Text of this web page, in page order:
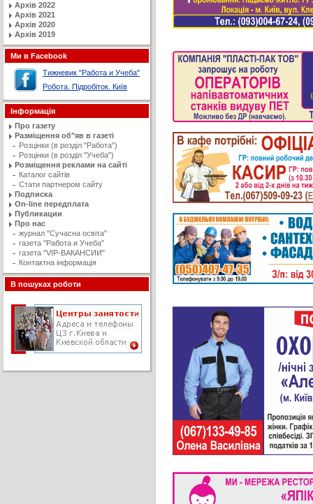
Архів 2022
Архів 2021
Архів 2020
Архів 2019
Ми в Facebook
Тижневик "Работа и Учеба"
Робота. Підробіток. Київ
Інформація
Про газету
Разміщення об"яв в газеті
Розцінки (в розділ "Работа")
Розцінки (в розділ "Учеба")
Розміщення реклами на сайті
Каталог сайтів
Стати партнером сайту
Подписка
On-line передплата
Публикации
Про нас
журнал "Сучасна освiта"
газета "Работа и Учеба"
газета "VIP-ВАКАНСИИ"
Контактна інформація
В пошуках роботи